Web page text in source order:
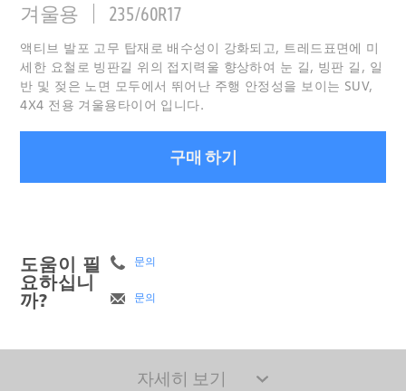
겨울용 235/60R17
액티브 발포 고무 탑재로 배수성이 강화되고, 트레드표면에 미
세한 요철로 빙판길 위의 접지력울 향상하여 눈 길, 빙판 길, 일
반 및 젖은 노면 모두에서 뛰어난 주행 안정성을 보이는 SUV,
4X4 전용 겨울용타이어 입니다.
구매 하기
도움이 필
요하십니
까?
문의
문의
자세히 보기